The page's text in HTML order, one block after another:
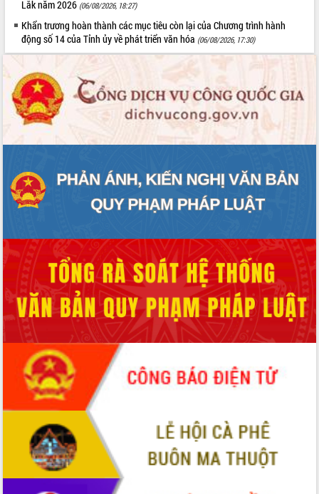
Lắk năm 2026 (06/08/2026, 18:27)
Khẩn trương hoàn thành các mục tiêu còn lại của Chương trình hành
động số 14 của Tỉnh ủy về phát triển văn hóa (06/08/2026, 17:30)